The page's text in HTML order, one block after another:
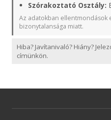
Szórakoztató Osztály:
Az adatokban ellentmondások
bizonytalansága miatt.
Hiba? Javítanivaló? Hiány?
címünkön.